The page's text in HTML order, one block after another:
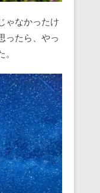
ゃなかったけ
ったら、やっ